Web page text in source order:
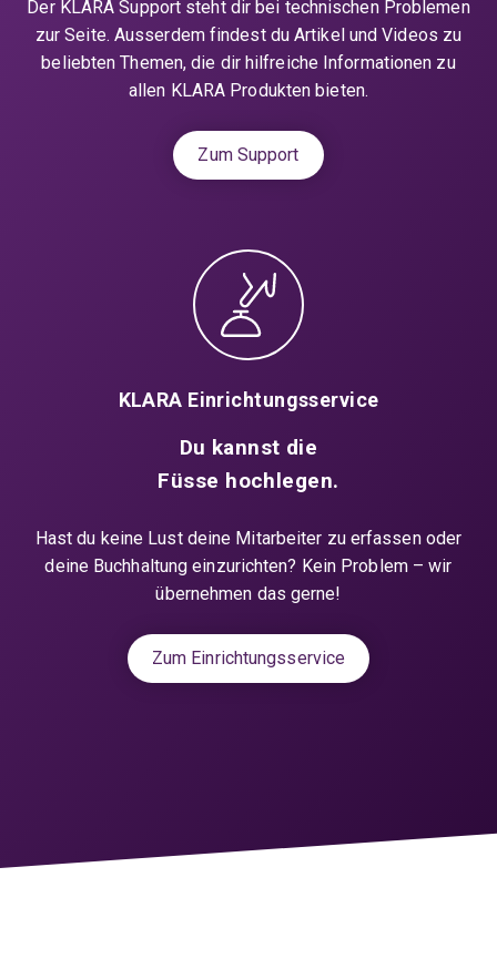
Der KLARA Support steht dir bei technischen Problemen
zur Seite. Ausserdem findest du Artikel und Videos zu
beliebten Themen, die dir hilfreiche Informationen zu
allen KLARA Produkten bieten.
Zum Support
KLARA Einrichtungsservice
Du kannst die
Füsse hochlegen.
Hast du keine Lust deine Mitarbeiter zu erfassen oder
deine Buchhaltung einzurichten? Kein Problem – wir
übernehmen das gerne!
Zum Einrichtungsservice